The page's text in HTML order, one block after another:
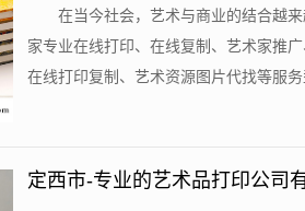
在当今社会，艺术与商业的结合越
家专业在线打印、在线复制、艺术家推
在线打印复制、艺术资源图片代找等服
定西市-专业的艺术品打印公司